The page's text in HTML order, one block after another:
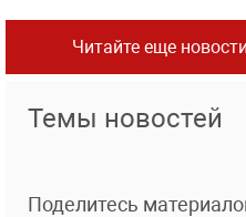
Читайте еще новости
Темы новостей
Поделитесь